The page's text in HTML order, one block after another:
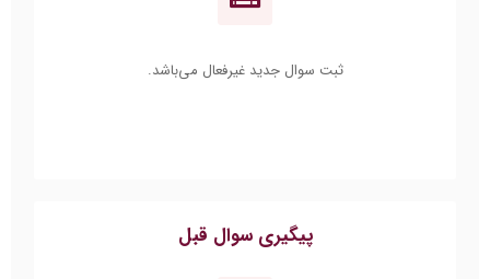
ثبت سوال جدید غیرفعال می‌باشد.
پیگیری سوال قبل